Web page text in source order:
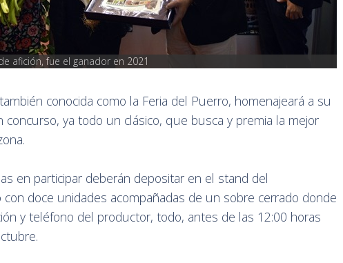
afición, fue el ganador en 2021
conocida como la Feria del Puerro, homenajeará a su
concurso, ya todo un clásico, que busca y premia la mejor
en participar deberán depositar en el stand del
doce unidades acompañadas de un sobre cerrado donde
y teléfono del productor, todo, antes de las 12:00 horas